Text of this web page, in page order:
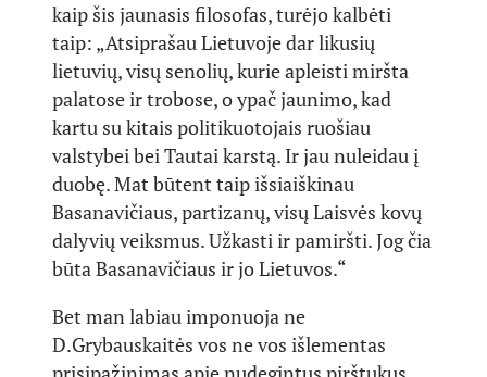
kaip šis jaunasis filosofas, turėjo kalbėti
taip: „Atsiprašau Lietuvoje dar likusių
lietuvių, visų senolių, kurie apleisti miršta
palatose ir trobose, o ypač jaunimo, kad
kartu su kitais politikuotojais ruošiau
valstybei bei Tautai karstą. Ir jau nuleidau į
duobę. Mat būtent taip išsiaiškinau
Basanavičiaus, partizanų, visų Laisvės kovų
dalyvių veiksmus. Užkasti ir pamiršti. Jog čia
būta Basanavičiaus ir jo Lietuvos.“
Bet man labiau imponuoja ne
D.Grybauskaitės vos ne vos išlementas